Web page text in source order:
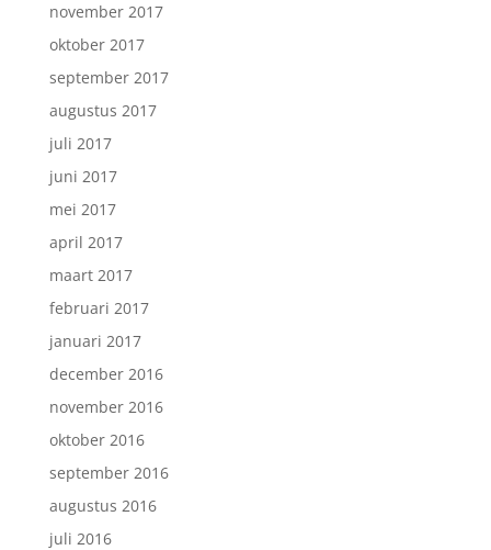
november 2017
oktober 2017
september 2017
augustus 2017
juli 2017
juni 2017
mei 2017
april 2017
maart 2017
februari 2017
januari 2017
december 2016
november 2016
oktober 2016
september 2016
augustus 2016
juli 2016